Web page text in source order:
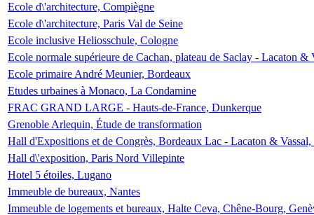
Ecole d\'architecture, Compiègne
Ecole d\'architecture, Paris Val de Seine
Ecole inclusive Heliosschule, Cologne
Ecole normale supérieure de Cachan, plateau de Saclay - Lacaton &
Ecole primaire André Meunier, Bordeaux
Etudes urbaines à Monaco, La Condamine
FRAC GRAND LARGE - Hauts-de-France, Dunkerque
Grenoble Arlequin, Étude de transformation
Hall d'Expositions et de Congrès, Bordeaux Lac - Lacaton &
Hall d\'exposition, Paris Nord Villepinte
Hotel 5 étoiles, Lugano
Immeuble de bureaux, Nantes
Immeuble de logements et bureaux, Halte Ceva, Chêne-Bourg,